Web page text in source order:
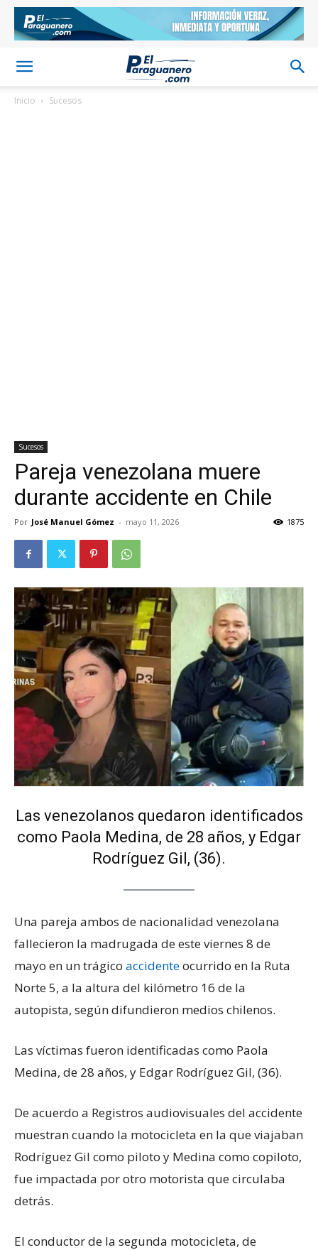
Inicio Sucesos
Sucesos
Pareja venezolana muere
durante accidente en Chile
Por José Manuel Gómez - mayo 11, 2026 1875
Las venezolanos quedaron identificados
como Paola Medina, de 28 años, y Edgar
Rodríguez Gil, (36).
Una pareja ambos de nacionalidad venezolana
fallecieron la madrugada de este viernes 8 de
mayo en un trágico accidenteocurrido en la Ruta
Norte 5, a la altura del kilómetro 16 de la
autopista, según difundieron medios chilenos.
Las víctimas fueron identificadas como Paola
Medina, de 28 años, y Edgar Rodríguez Gil, (36).
De acuerdo a Registros audiovisuales del accidente
muestran cuando la motocicleta en la que viajaban
Rodríguez Gil como piloto y Medina como copiloto,
fue impactada por otro motorista que circulaba
detrás.
El conductor de la segunda motocicleta, de